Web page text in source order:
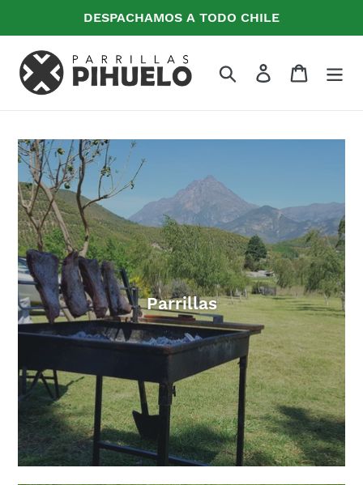
contenido
DESPACHAMOS A TODO CHILE
Buscar IngresarCarrito
Parrillas